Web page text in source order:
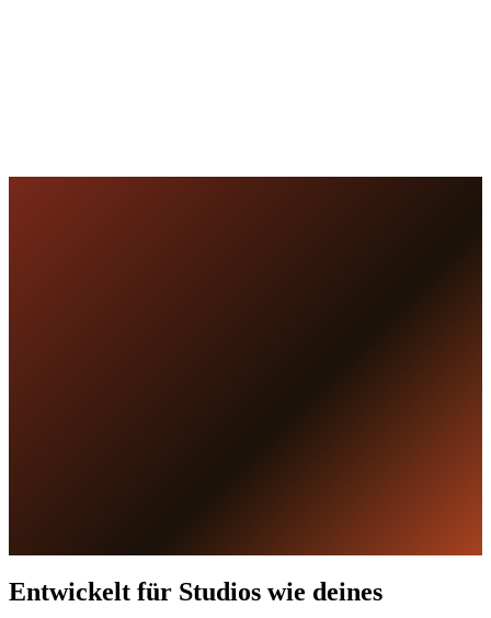
Entwickelt für Studios wie deines